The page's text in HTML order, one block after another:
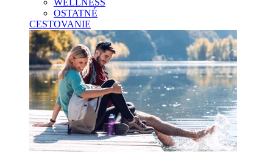
WELLNESS
OSTATNÉ
CESTOVANIE